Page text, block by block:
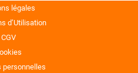
légales
d’Utilisation
CGV
personnelles